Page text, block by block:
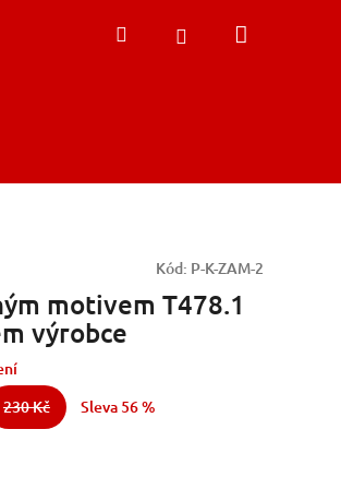
HledatPřihlášení
Kód: P-K-ZAM-2
motivem T478.1
výrobce
230 Kč
Sleva 56 %